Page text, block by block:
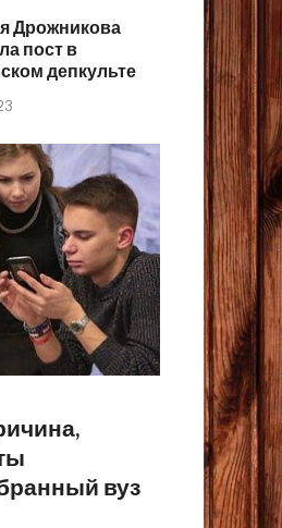
Дрожникова
пост в
депкульте
вуз